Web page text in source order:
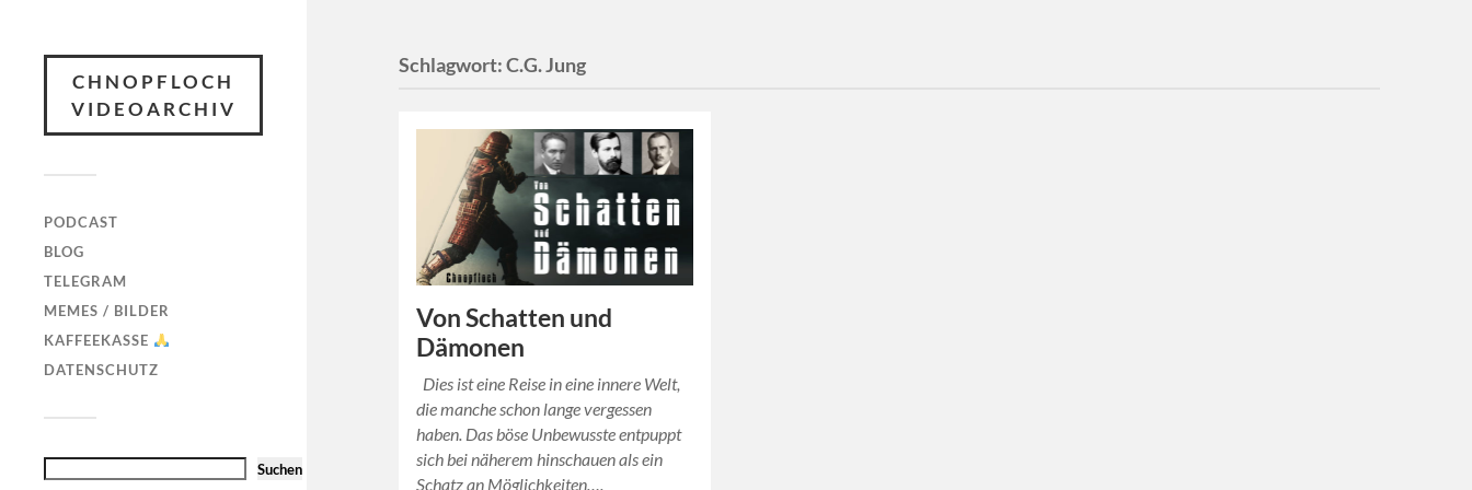
CHNOPFLOCH
VIDEOARCHIV
PODCAST
BLOG
TELEGRAM
MEMES / BILDER
KAFFEEKASSE
DATENSCHUTZ
Suchen
Schlagwort:C.G. Jung
Von Schatten und
Dämonen
Dies ist eine Reise in eine innere Welt,
die manche schon lange vergessen
haben. Das böse Unbewusste entpuppt
sich bei näherem hinschauen als ein
Schatz an Möglichkeiten….